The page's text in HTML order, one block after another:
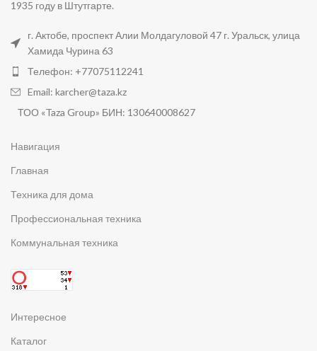
1935 году в Штутгарте.
г. Актобе, проспект Алии Молдагуловой 47 г. Уральск, улица
Хамида Чурина 63
Телефон: +77075112241
Email: karcher@taza.kz
ТОО «Taza Group» БИН: 130640008627
Навигация
Главная
Техника для дома
Профессиональная техника
Коммунальная техника
Интересное
Каталог